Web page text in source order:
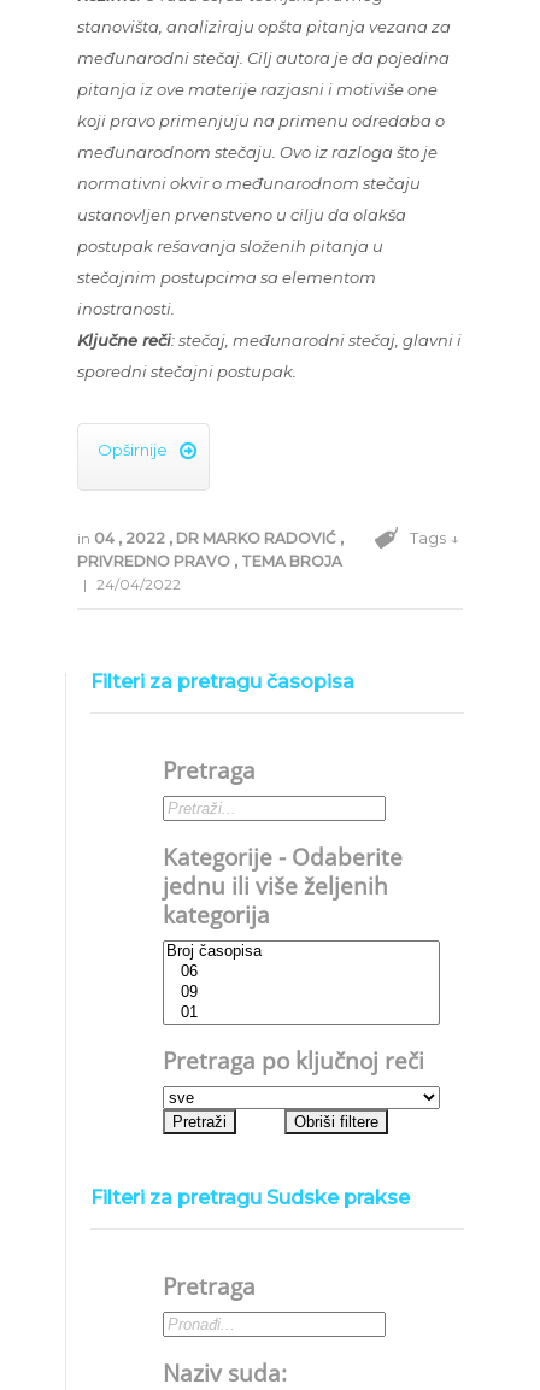
stanovišta, analiziraju opšta pitanja vezana za
međunarodni stečaj. Cilj autora je da pojedina
pitanja iz ove materije razjasni i motiviše one
koji pravo primenjuju na primenu odredaba o
međunarodnom stečaju. Ovo iz razloga što je
normativni okvir o međunarodnom stečaju
ustanovljen prvenstveno u cilju da olakša
postupak rešavanja složenih pitanja u
stečajnim postupcima sa elementom
inostranosti.
Ključne reči: stečaj, međunarodni stečaj, glavni i
sporedni stečajni postupak.
Opširnije 
in 04 , 2022 , DR MARKO RADOVIĆ ,
PRIVREDNO PRAVO , TEMA BROJA
| 24/04/2022
Tags ↓
Filteri za pretragu časopisa
Pretraga
Kategorije - Odaberite
jednu ili više željenih
kategorija
Pretraga po ključnoj reči
Filteri za pretragu Sudske prakse
Pretraga
Naziv suda: